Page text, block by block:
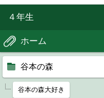
４年生
ホーム
谷本の森
谷本の森大好き